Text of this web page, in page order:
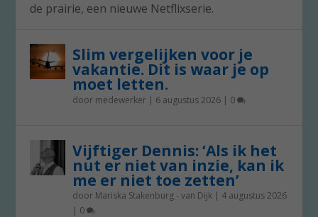
de prairie, een nieuwe Netflixserie.
Slim vergelijken voor je
vakantie. Dit is waar je op
moet letten.
door medewerker | 6 augustus 2026 | 0
Vijftiger Dennis: ‘Als ik het
nut er niet van inzie, kan ik
me er niet toe zetten’
door Mariska Stakenburg - van Dijk | 4 augustus 2026
| 0